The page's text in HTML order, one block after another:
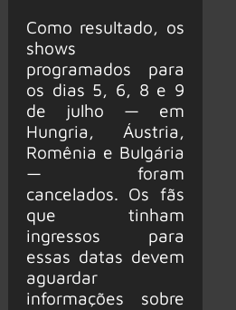
Como resultado, os
shows
programados para
os dias 5, 6, 8 e 9
de julho — em
Hungria, Áustria,
Romênia e Bulgária
— foram
cancelados. Os fãs
que tinham
ingressos para
essas datas devem
aguardar
informações sobre